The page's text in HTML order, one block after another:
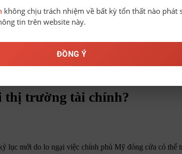
thị trường tài chính?
lục mới do lo ngại việc chính phủ Mỹ đóng cửa có thể
không chịu trách nhiệm về bất kỳ tổn thất nào phát
tin trên website này.
ĐỒNG Ý